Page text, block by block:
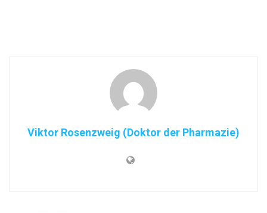
Viktor Rosenzweig (Doktor der Pharmazie)